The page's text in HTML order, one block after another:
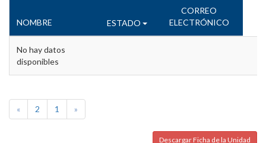
NOMBRE ESTADO
CORREO
ELECTRÓNICO
No hay datos
disponibles
« 2 1 »
Descargar Ficha de la Unidad